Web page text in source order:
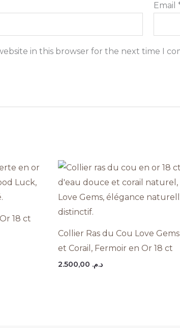
Email
in this browser for the next time I
18 ct
Collier Ras du Cou Love
et Corail, Fermoir en Or 18 ct
د.م.